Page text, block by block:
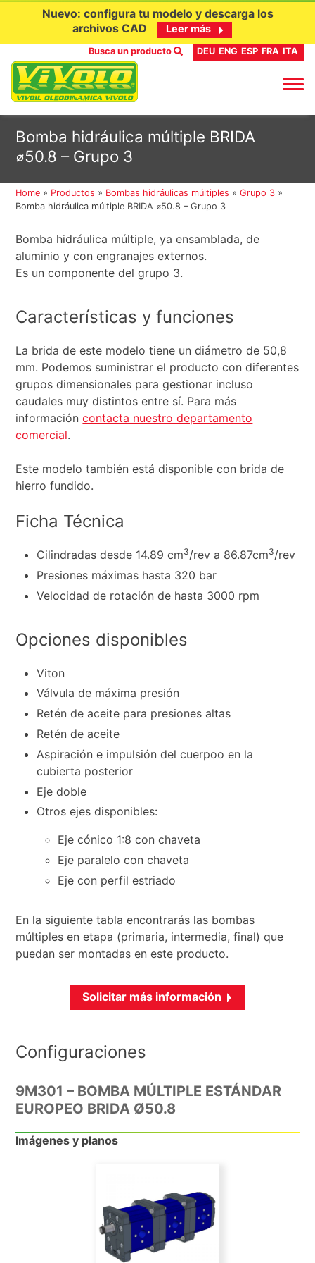
contenido
Nuevo: configura tu modelo y descarga los
archivos CAD
Leer más
Busca un producto DEU ENG ESP FRA ITA
Bomba hidráulica múltiple BRIDA
⌀50.8 – Grupo 3
Home » Productos » Bombas hidráulicas múltiples »Grupo 3 »
Bomba hidráulica múltiple BRIDA ⌀50.8 – Grupo 3
Bomba hidráulica múltiple, ya ensamblada, de
aluminio y con engranajes externos.
Es un componente del grupo 3.
Características y funciones
La brida de este modelo tiene un diámetro de 50,8
mm. Podemos suministrar el producto con diferentes
grupos dimensionales para gestionar incluso
caudales muy distintos entre sí. Para más
informacióncontacta nuestro departamento
comercial.
Este modelo también está disponible con brida de
hierro fundido.
Ficha Técnica
Cilindradas desde 14.89 cm3/rev a 86.87cm3/rev
Presiones máximas hasta 320 bar
Velocidad de rotación de hasta 3000 rpm
Opciones disponibles
Viton
Válvula de máxima presión
Retén de aceite para presiones altas
Retén de aceite
Aspiración e impulsión del cuerpoo en la
cubierta posterior
Eje doble
Otros ejes disponibles:
Eje cónico 1:8 con chaveta
Eje paralelo con chaveta
Eje con perfil estriado
En la siguiente tabla encontrarás las bombas
múltiples en etapa (primaria, intermedia, final) que
puedan ser montadas en este producto.
Solicitar más información
Configuraciones
9M301 – BOMBA MÚLTIPLE ESTÁNDAR
EUROPEO BRIDA Ø50.8
Imágenes y planos